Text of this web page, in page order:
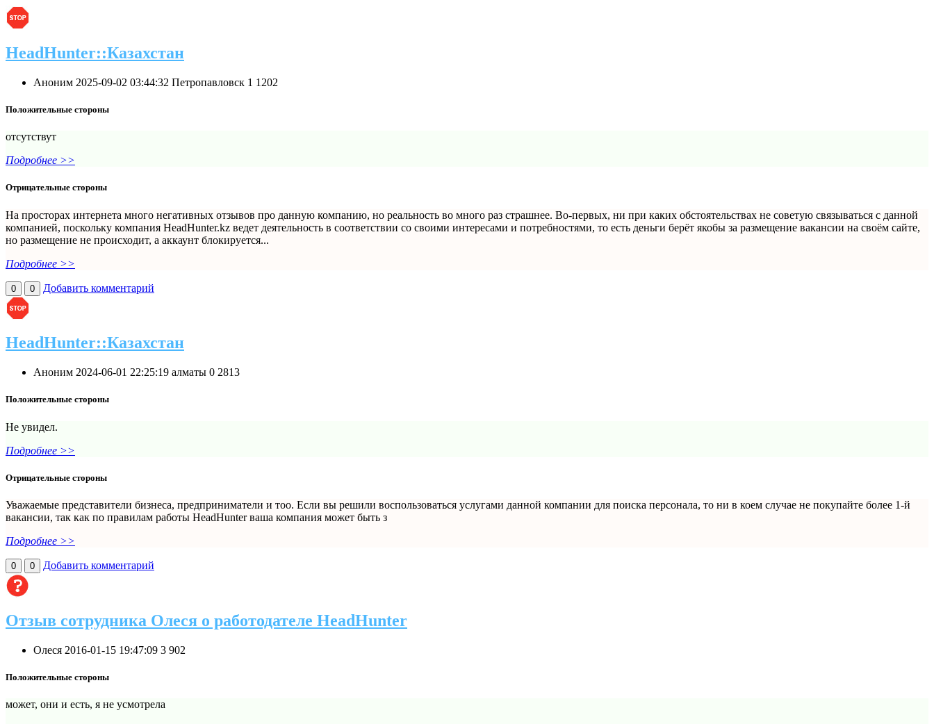
HeadHunter::Казахстан
Аноним 2025-09-02 03:44:32 Петропавловск 1 1202
Положительные стороны
отсутствут
Подробнее >>
Отрицательные стороны
На просторах интернета много негативных отзывов про данную компанию, но реальность во много раз страшнее. Во-первых, ни при каких обстоятельствах не советую связываться с данной
компанией, поскольку компания HeadHunter.kz ведет деятельность в соответствии со своими интересами и потребностями, то есть деньги берёт якобы за размещение вакансии на своём сайте,
но размещение не происходит, а аккаунт блокируется...
Подробнее >>
0 0 Добавить комментарий
HeadHunter::Казахстан
Аноним 2024-06-01 22:25:19 алматы 0 2813
Положительные стороны
Не увидел.
Подробнее >>
Отрицательные стороны
Уважаемые представители бизнеса, предприниматели и тоо. Если вы решили воспользоваться услугами данной компании для поиска персонала, то ни в коем случае не покупайте более 1-й
вакансии, так как по правилам работы HeadHunter ваша компания может быть з
Подробнее >>
0 0 Добавить комментарий
Отзыв сотрудника Олеся о работодателе HeadHunter
Олеся 2016-01-15 19:47:09 3 902
Положительные стороны
может, они и есть, я не усмотрела